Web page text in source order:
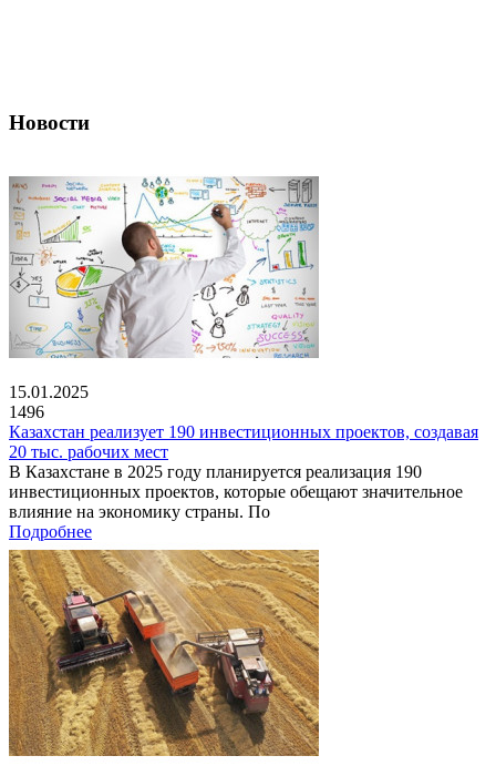
Новости
15.01.2025
1496
Казахстан реализует 190 инвестиционных проектов, создавая
20 тыс. рабочих мест
В Казахстане в 2025 году планируется реализация 190
инвестиционных проектов, которые обещают значительное
влияние на экономику страны. По
Подробнее